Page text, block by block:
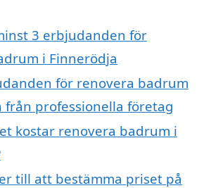
3 erbjudanden för
i Finnerödja
för renovera badrum
från professionella företag
kostar renovera badrum i
till att bestämma priset på